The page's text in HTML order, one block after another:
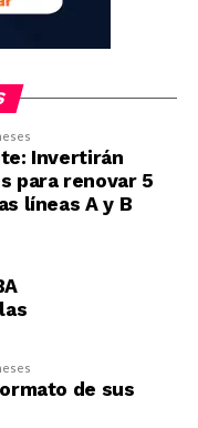
Invertirán
para renovar 5
líneas A y B
de sus